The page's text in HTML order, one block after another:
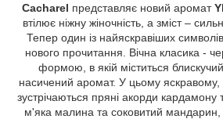
Cacharel представляє новий аромат
втілює ніжну жіночність, а зміст –
Тепер один із найяскравіших
нового прочитання. Вічна класика -
формою, в якій міститься блискучий
насичений аромат. У цьому
зустрічаються пряні акорди кардамону
м'яка малина та соковитий мандарин,